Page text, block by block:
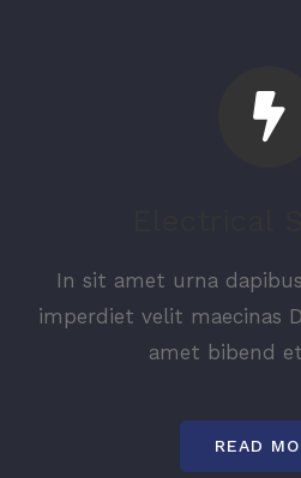
In sit amet urna
imperdiet velit maecinas
amet bibend
READ